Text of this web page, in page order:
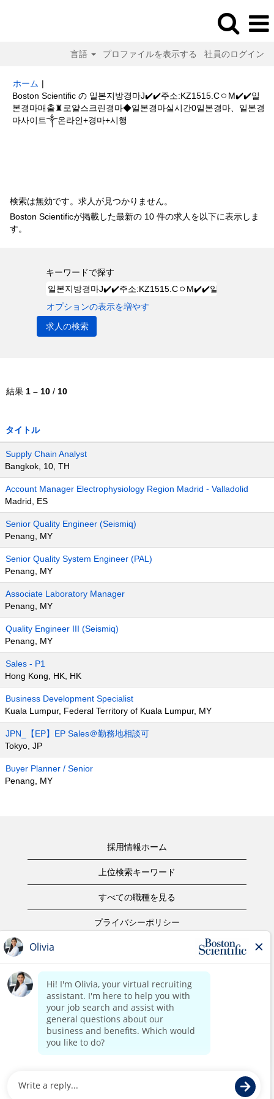
言語 プロファイルを表示する 社員のログイン
ホーム |
Boston Scientific の 일본지방경마J✔️✔️주소:KZ1515.CㅇM✔️✔️일
본경마매출♜로얄스크린경마◆일본경마실시간0일본경마、일본경
마사이트༒온라인+경마+시행
検索は無効です。求人が見つかりません。
Boston Scientificが掲載した最新の 10 件の求人を以下に表示しま
す。
キーワードで探す
オプションの表示を増やす
結果 1 – 10 / 10
タイトル
Supply Chain Analyst
Bangkok, 10, TH
Account Manager Electrophysiology Region Madrid - Valladolid
Madrid, ES
Senior Quality Engineer (Seismiq)
Penang, MY
Senior Quality System Engineer (PAL)
Penang, MY
Associate Laboratory Manager
Penang, MY
Quality Engineer III (Seismiq)
Penang, MY
Sales - P1
Hong Kong, HK, HK
Business Development Specialist
Kuala Lumpur, Federal Territory of Kuala Lumpur, MY
JPN_【EP】EP Sales＠勤務地相談可
Tokyo, JP
Buyer Planner / Senior
Penang, MY
採用情報ホーム
上位検索キーワード
すべての職種を見る
プライバシーポリシー
著作権表示
お問合せ
ボストン・サイエンティフィックウェブサイトホーム